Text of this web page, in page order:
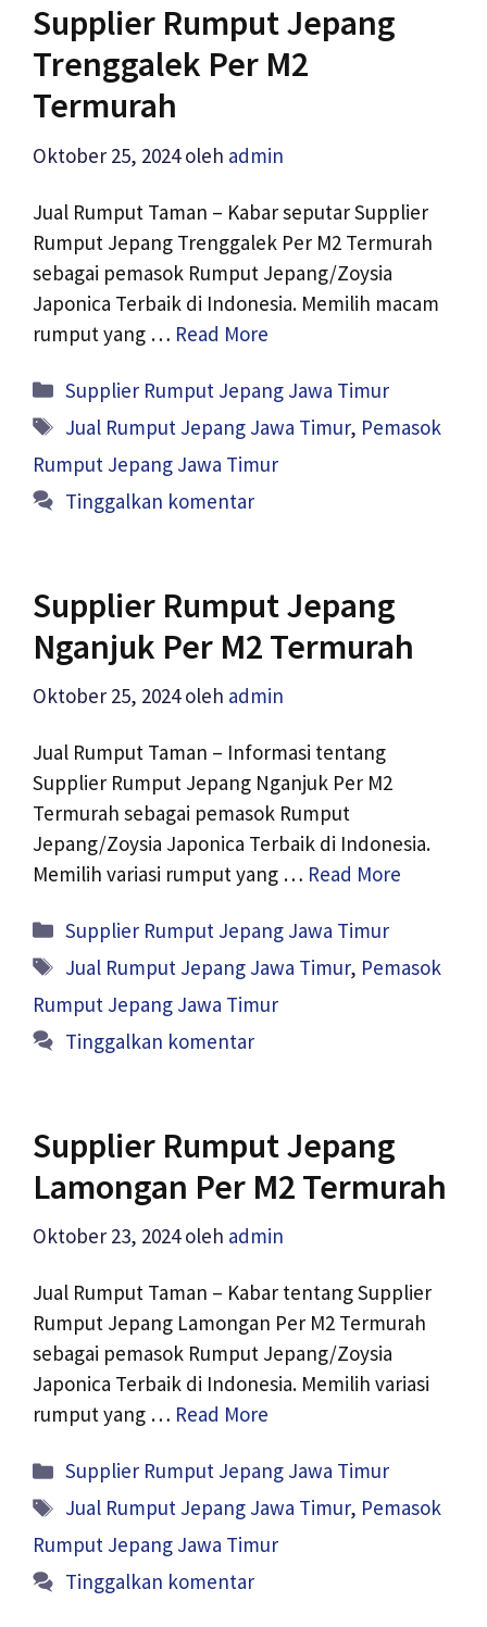
Supplier Rumput Jepang
Trenggalek Per M2
Termurah
Oktober 25, 2024 oleh admin
Jual Rumput Taman – Kabar seputar Supplier
Rumput Jepang Trenggalek Per M2 Termurah
sebagai pemasok Rumput Jepang/Zoysia
Japonica Terbaik di Indonesia. Memilih macam
rumput yang … Read More
Kategori
Supplier Rumput Jepang Jawa Timur
Tag
Jual Rumput Jepang Jawa Timur, Pemasok
Rumput Jepang Jawa Timur
Tinggalkan komentar
Supplier Rumput Jepang
Nganjuk Per M2 Termurah
Oktober 25, 2024 oleh admin
Jual Rumput Taman – Informasi tentang
Supplier Rumput Jepang Nganjuk Per M2
Termurah sebagai pemasok Rumput
Jepang/Zoysia Japonica Terbaik di Indonesia.
Memilih variasi rumput yang … Read More
Kategori
Supplier Rumput Jepang Jawa Timur
Tag
Jual Rumput Jepang Jawa Timur, Pemasok
Rumput Jepang Jawa Timur
Tinggalkan komentar
Supplier Rumput Jepang
Lamongan Per M2 Termurah
Oktober 23, 2024 oleh admin
Jual Rumput Taman – Kabar tentang Supplier
Rumput Jepang Lamongan Per M2 Termurah
sebagai pemasok Rumput Jepang/Zoysia
Japonica Terbaik di Indonesia. Memilih variasi
rumput yang … Read More
Kategori
Supplier Rumput Jepang Jawa Timur
Tag
Jual Rumput Jepang Jawa Timur, Pemasok
Rumput Jepang Jawa Timur
Tinggalkan komentar